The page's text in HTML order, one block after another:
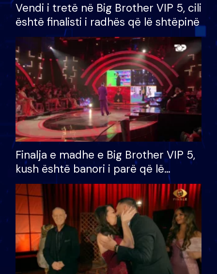
Vendi i tretë në Big Brother VIP 5, cili
është finalisti i radhës që lë shtëpinë
Finalja e madhe e Big Brother VIP 5,
kush është banori i parë që lë
shtëpinë dhe humb mundësinë për
të fituar çmimin e madh